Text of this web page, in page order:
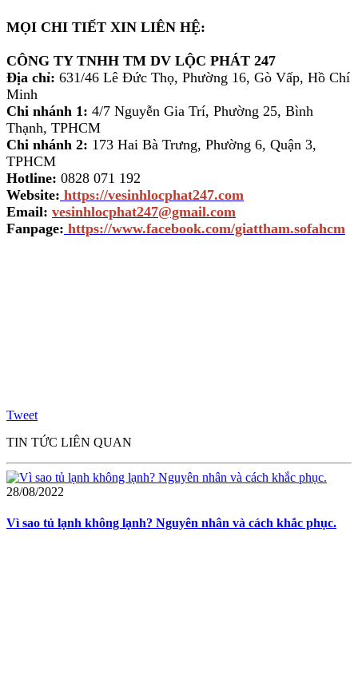
MỌI CHI TIẾT XIN LIÊN HỆ:
CÔNG TY TNHH TM DV LỘC PHÁT 247
Địa chỉ: 631/46 Lê Đức Thọ, Phường 16, Gò Vấp, Hồ Chí
Minh
Chi nhánh 1: 4/7 Nguyễn Gia Trí, Phường 25, Bình
Thạnh, TPHCM
Chi nhánh 2: 173 Hai Bà Trưng, Phường 6, Quận 3,
TPHCM
Hotline: 0828 071 192
Website: https://vesinhlocphat247.com
Email: vesinhlocphat247@gmail.com
Fanpage: https://www.facebook.com/giattham.sofahcm
Tweet
TIN TỨC LIÊN QUAN
28/08/2022
Vì sao tủ lạnh không lạnh? Nguyên nhân và cách khắc phục.